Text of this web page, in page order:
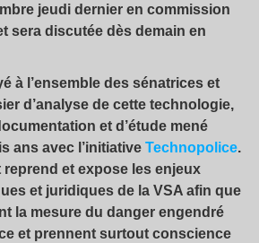
jeudi dernier en commission
sera discutée dès demain en
à l’ensemble des sénatrices et
d’analyse de cette technologie,
et d’étude mené
ans avec l’initiative Technopolice.
et expose les enjeux
et juridiques de la VSA afin que
la mesure du danger engendré
et prennent surtout conscience